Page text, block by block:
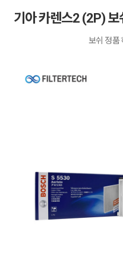
기아 카렌스2 (2P)
보쉬 정품